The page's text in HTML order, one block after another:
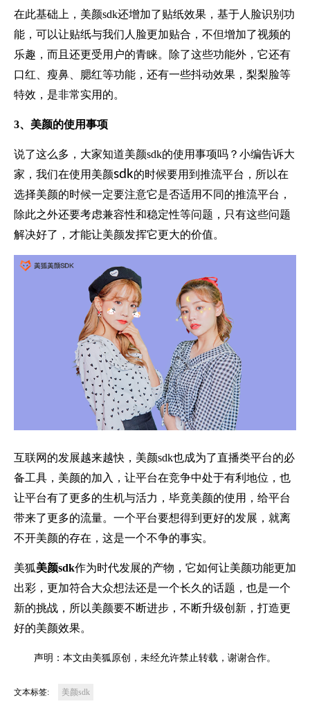
在此基础上，美颜sdk还增加了贴纸效果，基于人脸识别功
能，可以让贴纸与我们人脸更加贴合，不但增加了视频的
乐趣，而且还更受用户的青睐。除了这些功能外，它还有
口红、瘦鼻、腮红等功能，还有一些抖动效果，梨梨脸等
特效，是非常实用的。
3、美颜的使用事项
说了这么多，大家知道美颜sdk的使用事项吗？小编告诉大
家，我们在使用美颜sdk的时候要用到推流平台，所以在
选择美颜的时候一定要注意它是否适用不同的推流平台，
除此之外还要考虑兼容性和稳定性等问题，只有这些问题
解决好了，才能让美颜发挥它更大的价值。
互联网的发展越来越快，美颜sdk也成为了直播类平台的必
备工具，美颜的加入，让平台在竞争中处于有利地位，也
让平台有了更多的生机与活力，毕竟美颜的使用，给平台
带来了更多的流量。一个平台要想得到更好的发展，就离
不开美颜的存在，这是一个不争的事实。
美狐美颜sdk作为时代发展的产物，它如何让美颜功能更加
出彩，更加符合大众想法还是一个长久的话题，也是一个
新的挑战，所以美颜要不断进步，不断升级创新，打造更
好的美颜效果。
声明：本文由美狐原创，未经允许禁止转载，谢谢合作。
文本标签: 美颜sdk